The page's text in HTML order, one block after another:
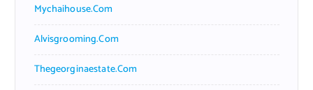
Mychaihouse.com
Alvisgrooming.com
Thegeorginaestate.com